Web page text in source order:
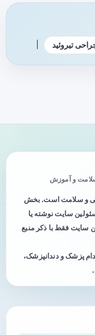
تیروئید
و آموزش
و سلامت است. بخش
سایت نوشته یا
سایت فقط با ذکر منبع
پزشک و دندانپزشک،